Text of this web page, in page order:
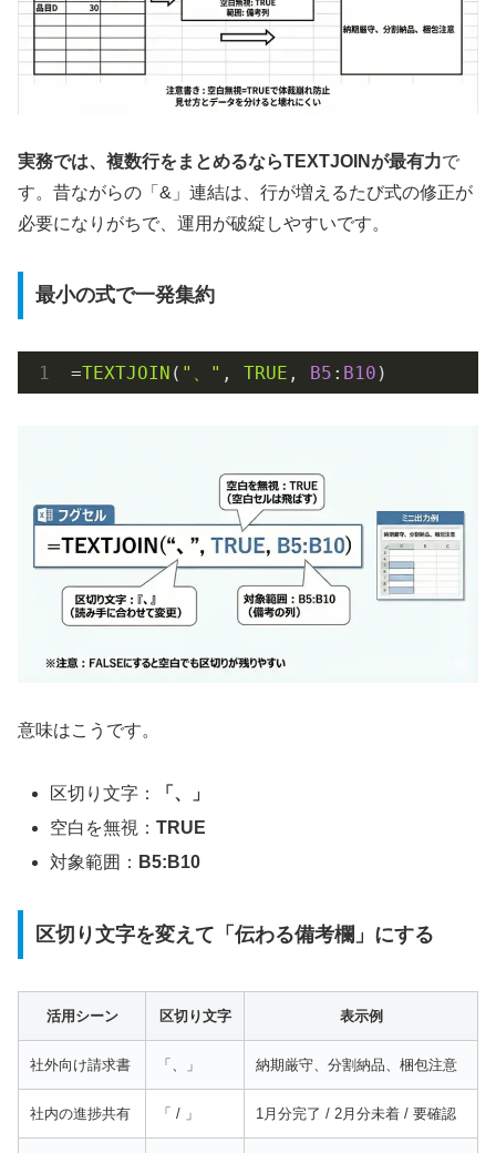
実務では、複数行をまとめるならTEXTJOINが最有力で
す。昔ながらの「&」連結は、行が増えるたび式の修正が
必要になりがちで、運用が破綻しやすいです。
最小の式で一発集約
=TEXTJOIN ( "、" , TRUE , B5 : B10 )
意味はこうです。
区切り文字：
「、」
空白を無視：TRUE
対象範囲： B5:B10
区切り文字を変えて「伝わる備考欄」にする
活用シーン 区切り文字 表示例
社外向け請求書 「、」 納期厳守、分割納品、梱包注意
社内の進捗共有 「 / 」 1月分完了 / 2月分未着 / 要確認